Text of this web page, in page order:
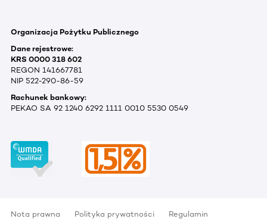
Organizacja Pożytku Publicznego
Dane rejestrowe:
KRS 0000 318 602
REGON 141667781
NIP 522-290-86-59
Rachunek bankowy:
PEKAO SA 92 1240 6292 1111 0010 5530 0549
Nota prawna Polityka prywatności Regulamin